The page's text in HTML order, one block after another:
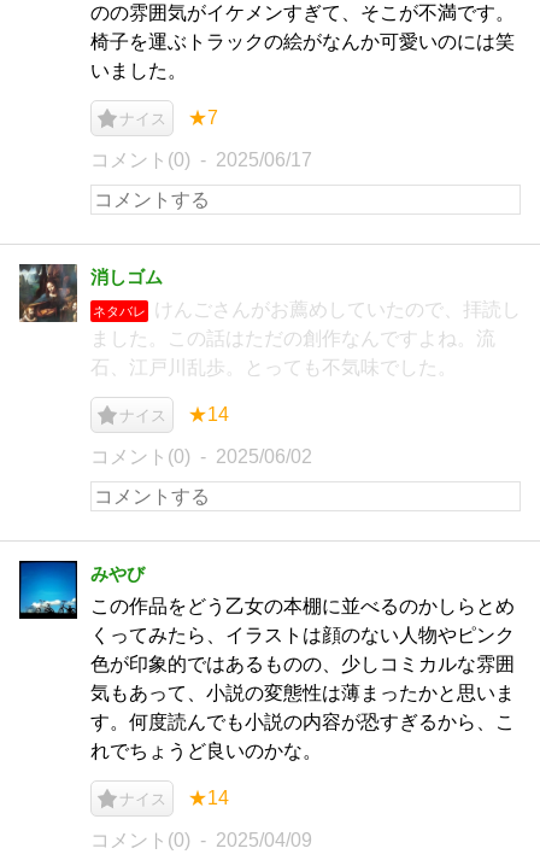
のの雰囲気がイケメンすぎて、そこが不満です。
椅子を運ぶトラックの絵がなんか可愛いのには笑
いました。
ナイス ★7
コメント(0) 2025/06/17
消しゴム
ネタバレ
けんごさんがお薦めしていたので、拝読し
ました。この話はただの創作なんですよね。流
石、江戸川乱歩。とっても不気味でした。
ナイス ★14
コメント(0) 2025/06/02
みやび
この作品をどう乙女の本棚に並べるのかしらとめ
くってみたら、イラストは顔のない人物やピンク
色が印象的ではあるものの、少しコミカルな雰囲
気もあって、小説の変態性は薄まったかと思いま
す。何度読んでも小説の内容が恐すぎるから、こ
れでちょうど良いのかな。
ナイス ★14
コメント(0) 2025/04/09